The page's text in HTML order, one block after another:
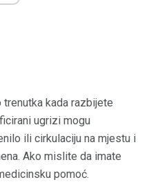
kada razbijete
ugrizi mogu
ili cirkulaciju na mjestu i
Ako mislite da imate
pomoć.